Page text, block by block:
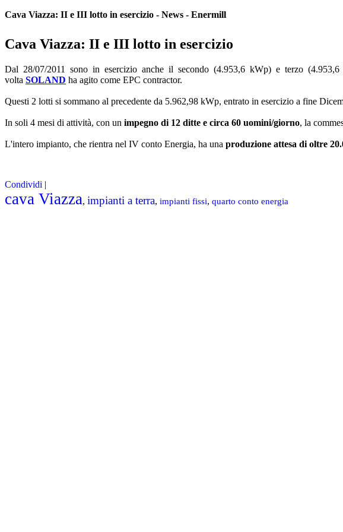
Cava Viazza: II e III lotto in esercizio - News - Enermill
Cava Viazza: II e III lotto in esercizio
Dal 28/07/2011 sono in esercizio anche il secondo (4.953,6 kWp) e terzo
volta SOLAND ha agito come EPC contractor.
Questi 2 lotti si sommano al precedente da 5.962,98 kWp, entrato in esercizio a fine
In soli 4 mesi di attività, con un impegno di 12 ditte e circa 60 uomini/giorno, la
L'intero impianto, che rientra nel IV conto Energia, ha una produzione attesa di oltre
Condividi |
cava Viazza, impianti a terra, impianti fissi, quarto conto energia